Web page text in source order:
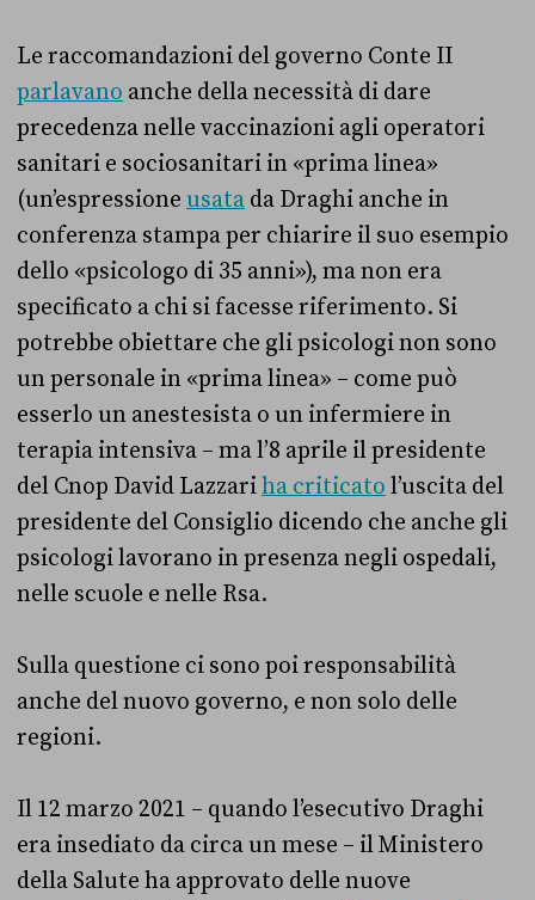
Le raccomandazioni del governo Conte II
parlavano anche della necessità di dare
precedenza nelle vaccinazioni agli operatori
sanitari e sociosanitari in «prima linea»
(un’espressione usata da Draghi anche in
conferenza stampa per chiarire il suo esempio
dello «psicologo di 35 anni»), ma non era
specificato a chi si facesse riferimento. Si
potrebbe obiettare che gli psicologi non sono
un personale in «prima linea» – come può
esserlo un anestesista o un infermiere in
terapia intensiva – ma l’8 aprile il presidente
del Cnop David Lazzariha criticato l’uscita del
presidente del Consiglio dicendo che anche gli
psicologi lavorano in presenza negli ospedali,
nelle scuole e nelle Rsa.
Sulla questione ci sono poi responsabilità
anche del nuovo governo, e non solo delle
regioni.
Il 12 marzo 2021 – quando l’esecutivo Draghi
era insediato da circa un mese – il Ministero
della Salute ha approvato delle nuove